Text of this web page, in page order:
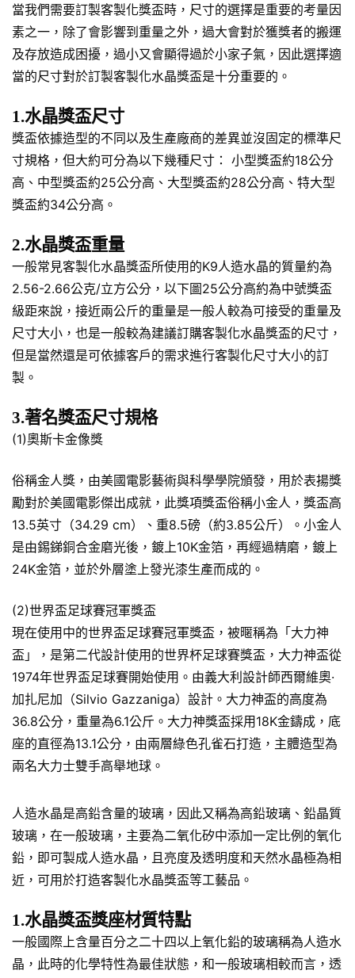
當我們需要訂製客製化獎盃時，尺寸的選擇是重要的考量因
素之一，除了會影響到重量之外，過大會對於獲獎者的搬運
及存放造成困擾，過小又會顯得過於小家子氣，因此選擇適
當的尺寸對於訂製客製化水晶獎盃是十分重要的。
1.水晶獎盃尺寸
獎盃依據造型的不同以及生產廠商的差異並沒固定的標準尺
寸規格，但大約可分為以下幾種尺寸： 小型獎盃約18公分
高、中型獎盃約25公分高、大型獎盃約28公分高、特大型
獎盃約34公分高。
2.水晶獎盃重量
一般常見客製化水晶獎盃所使用的K9人造水晶的質量約為
2.56-2.66公克/立方公分，以下圖25公分高約為中號獎盃
級距來說，接近兩公斤的重量是一般人較為可接受的重量及
尺寸大小，也是一般較為建議訂購客製化水晶獎盃的尺寸，
但是當然還是可依據客戶的需求進行客製化尺寸大小的訂
製。
3.著名獎盃尺寸規格
(1)奧斯卡金像獎
俗稱金人獎，由美國電影藝術與科學學院頒發，用於表揚獎
勵對於美國電影傑出成就，此獎項獎盃俗稱小金人，獎盃高
13.5英寸（34.29 cm）、重8.5磅（約3.85公斤）。小金人
是由錫銻銅合金磨光後，鍍上10K金箔，再經過精磨，鍍上
24K金箔，並於外層塗上發光漆生產而成的。
(2)世界盃足球賽冠軍獎盃
現在使用中的世界盃足球賽冠軍獎盃，被暱稱為「大力神
盃」，是第二代設計使用的世界杯足球賽獎盃，大力神盃從
1974年世界盃足球賽開始使用。由義大利設計師西爾維奧·
加扎尼加（Silvio Gazzaniga）設計。大力神盃的高度為
36.8公分，重量為6.1公斤。大力神獎盃採用18K金鑄成，底
座的直徑為13.1公分，由兩層綠色孔雀石打造，主體造型為
兩名大力士雙手高舉地球。
人造水晶是高鉛含量的玻璃，因此又稱為高鉛玻璃、鉛晶質
玻璃，在一般玻璃，主要為二氧化矽中添加一定比例的氧化
鉛，即可製成人造水晶，且亮度及透明度和天然水晶極為相
近，可用於打造客製化水晶獎盃等工藝品。
1.水晶獎盃獎座材質特點
一般國際上含量百分之二十四以上氧化鉛的玻璃稱為人造水
晶，此時的化學特性為最佳狀態，和一般玻璃相較而言，透